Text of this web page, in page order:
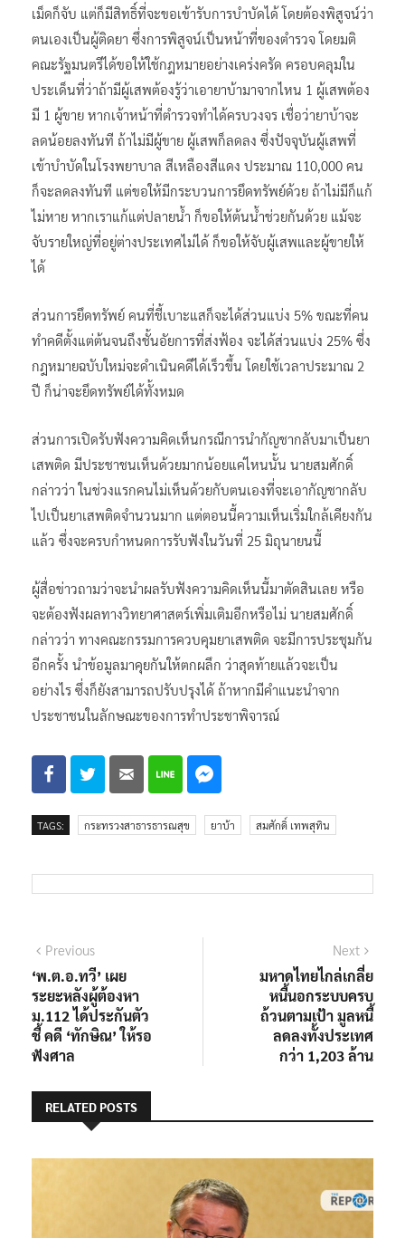
เม็ดก็จับ แต่ก็มีสิทธิ์ที่จะขอเข้ารับการบำบัดได้ โดยต้องพิสูจน์ว่า
ตนเองเป็นผู้ติดยา ซึ่งการพิสูจน์เป็นหน้าที่ของตำรวจ โดยมติ
คณะรัฐมนตรีได้ขอให้ใช้กฎหมายอย่างเคร่งครัด ครอบคลุมใน
ประเด็นที่ว่าถ้ามีผู้เสพต้องรู้ว่าเอายาบ้ามาจากไหน 1 ผู้เสพต้อง
มี 1 ผู้ขาย หากเจ้าหน้าที่ตำรวจทำได้ครบวงจร เชื่อว่ายาบ้าจะ
ลดน้อยลงทันที ถ้าไม่มีผู้ขาย ผู้เสพก็ลดลง ซึ่งปัจจุบันผู้เสพที่
เข้าบำบัดในโรงพยาบาล สีเหลืองสีแดง ประมาณ 110,000 คน
ก็จะลดลงทันที แต่ขอให้มีกระบวนการยึดทรัพย์ด้วย ถ้าไม่มีก็แก้
ไม่หาย หากเราแก้แต่ปลายน้ำ ก็ขอให้ต้นน้ำช่วยกันด้วย แม้จะ
จับรายใหญ่ที่อยู่ต่างประเทศไม่ได้ ก็ขอให้จับผู้เสพและผู้ขายให้
ได้
ส่วนการยึดทรัพย์ คนที่ชี้เบาะแสก็จะได้ส่วนแบ่ง 5% ขณะที่คน
ทำคดีตั้งแต่ต้นจนถึงชั้นอัยการที่ส่งฟ้อง จะได้ส่วนแบ่ง 25% ซึ่ง
กฎหมายฉบับใหม่จะดำเนินคดีได้เร็วขึ้น โดยใช้เวลาประมาณ 2
ปี ก็น่าจะยึดทรัพย์ได้ทั้งหมด
ส่วนการเปิดรับฟังความคิดเห็นกรณีการนำกัญชากลับมาเป็นยา
เสพติด มีประชาชนเห็นด้วยมากน้อยแค่ไหนนั้น นายสมศักดิ์
กล่าวว่า ในช่วงแรกคนไม่เห็นด้วยกับตนเองที่จะเอากัญชากลับ
ไปเป็นยาเสพติดจำนวนมาก แต่ตอนนี้ความเห็นเริ่มใกล้เคียงกัน
แล้ว ซึ่งจะครบกำหนดการรับฟังในวันที่ 25 มิถุนายนนี้
ผู้สื่อข่าวถามว่าจะนำผลรับฟังความคิดเห็นนี้มาตัดสินเลย หรือ
จะต้องฟังผลทางวิทยาศาสตร์เพิ่มเติมอีกหรือไม่ นายสมศักดิ์
กล่าวว่า ทางคณะกรรมการควบคุมยาเสพติด จะมีการประชุมกัน
อีกครั้ง นำข้อมูลมาคุยกันให้ตกผลึก ว่าสุดท้ายแล้วจะเป็น
อย่างไร ซึ่งก็ยังสามารถปรับปรุงได้ ถ้าหากมีคำแนะนำจาก
ประชาชนในลักษณะของการทำประชาพิจารณ์
TAGS: กระทรวงสาธารธารณสุข ยาบ้า สมศักดิ์ เทพสุทิน
แนะแนว
เรื่อง
PreviousPrevious
post:
‘พ.ต.อ.ทวี’ เผย
ระยะหลังผู้ต้องหา
ม.112 ได้ประกันตัว
ชี้ คดี ‘ทักษิณ’ ให้รอ
ฟังศาล
Next
post:
มหาดไทยไกล่เกลี่ย
หนี้นอกระบบครบ
ถ้วนตามเป้า มูลหนี้
ลดลงทั้งประเทศ
กว่า 1,203 ล้าน
RELATED POSTS